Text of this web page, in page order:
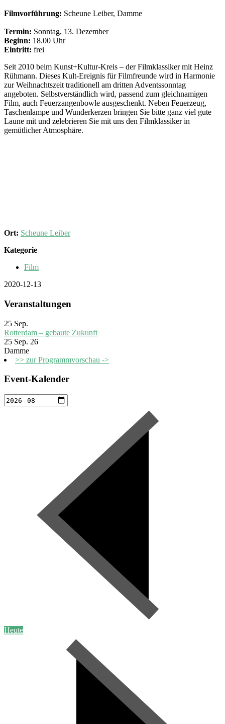
Filmvorführung: Scheune Leiber, Damme
Termin: Sonntag, 13. Dezember
Beginn: 18.00 Uhr
Eintritt: frei
Seit 2010 beim Kunst+Kultur-Kreis – der Filmklassiker mit Heinz
Rühmann. Dieses Kult-Ereignis für Filmfreunde wird in Harmonie
zur Weihnachtszeit traditionell am dritten Adventssonntag
angeboten. Selbstverständlich wird, passend zum gleichnamigen
Film, auch Feuerzangenbowle ausgeschenkt. Neben Feuerzeug,
Taschenlampe und Wunderkerzen bringen Sie bitte ganz viel gute
Laune mit und zelebrieren Sie mit uns den Filmklassiker in
gemütlicher Atmosphäre.
Ort: Scheune Leiber
Kategorie
Film
2020-12-13
Veranstaltungen
25 Sep.
Rotterdam – gebaute Zukunft
25 Sep. 26
Damme
>> zur Programmvorschau ->
Event-Kalender
Heute